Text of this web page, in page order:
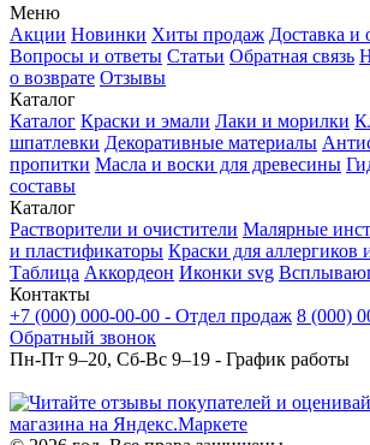
Меню
Акции Новинки Хиты продаж Доставка и
Вопросы и ответы Статьи Обратная связь
о возврате Отзывы
Каталог
Каталог Краски и эмали Лаки и морилки
шпатлевки Декоративные материалы
пропитки Масла и воски для древесины
составы
Каталог
Растворители и очистители Малярные
и пластификаторы Краски для аллергиков
Таблица Аккордеон Иконки svg
Контакты
+7 (000) 000-00-00 - Отдел продаж 8 (000)
Обратный звонок
Пн-Пт 9–20, Сб-Вс 9–19 - График работы